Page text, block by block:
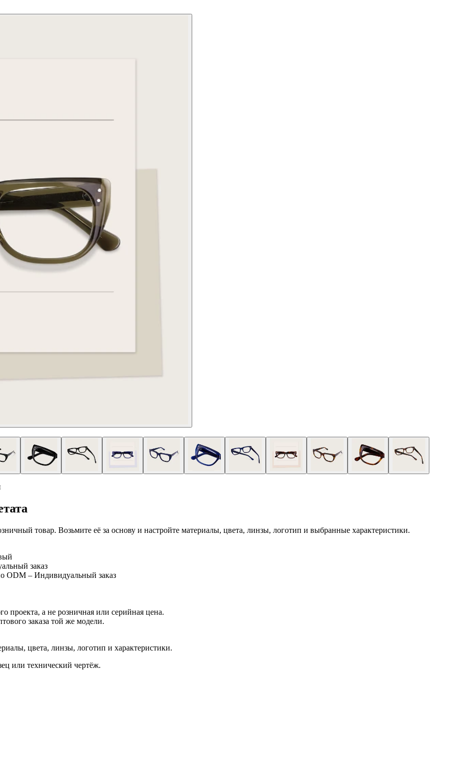
товар. Возьмите её за основу и настройте материалы, цвета, линзы, логотип и выбранные характеристики.
заказ
ODM – Индивидуальный заказ
проекта, а не розничная или серийная цена.
заказа той же модели.
цвета, линзы, логотип и характеристики.
или технический чертёж.